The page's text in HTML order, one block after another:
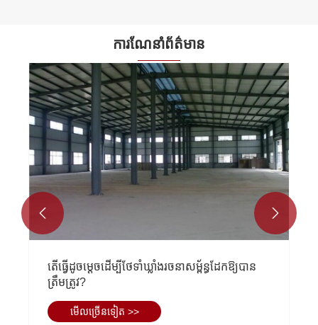
ការណែនាំព័ត៌មាន
ហេតុអ្វីជ្រើសរើសអាគារស៊ុមដែកសម្រាប់សំណង់
ទំនើប?
មើល​ច្រើន​ទៀត >>
 